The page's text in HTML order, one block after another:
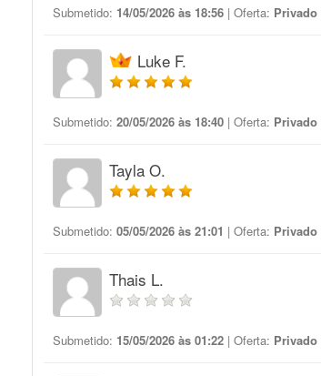
Submetido: 14/05/2026 às 18:56 | Oferta: Privado
Luke F.
Submetido: 20/05/2026 às 18:40 | Oferta: Privado
Tayla O.
Submetido: 05/05/2026 às 21:01 | Oferta: Privado
Thais L.
Submetido: 15/05/2026 às 01:22 | Oferta: Privado